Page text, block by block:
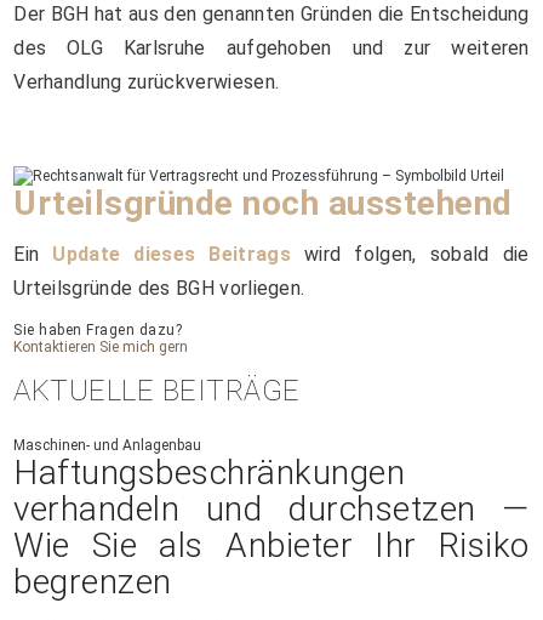
Der BGH hat aus den genannten Gründen die Entscheidung
des OLG Karlsruhe aufgehoben und zur weiteren
Verhandlung zurückverwiesen.
Urteilsgründe noch ausstehend
Ein Update dieses Beitrags wird folgen, sobald die
Urteilsgründe des BGH vorliegen.
Sie haben Fragen dazu?
Kontaktieren Sie mich gern
AKTUELLE BEITRÄGE
Maschinen- und Anlagenbau
Haftungsbeschränkungen
verhandeln und durchsetzen —
Wie Sie als Anbieter Ihr Risiko
begrenzen